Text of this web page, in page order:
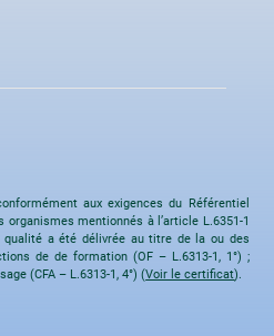
aux exigences du Référentiel
mentionnés à l’article L.6351-1
a été délivrée au titre de la ou des
de de formation (OF – L.6313-1, 1°) ;
(CFA – L.6313-1, 4°) (Voir le certificat).